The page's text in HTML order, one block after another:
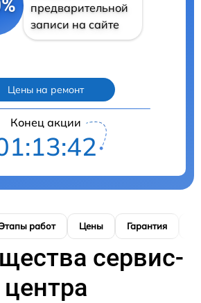
предварительной
записи на сайте
Цены на ремонт
Конец акции
работ Цены Гарантия
сервис-
центра